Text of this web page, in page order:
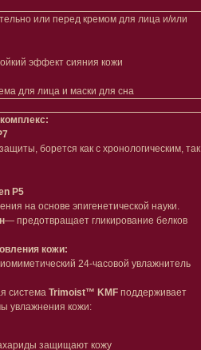
или перед кремом для лица и/или
эффект сияния кожи
для лица и маски для сна
борется как с хронологическим, так
P5
на основе эпигенетической науки.
— предотвращает гликирование белков
кожи:
24-часовой увлажнитель
система Trimoist™ KMF поддерживает
увлажнения кожи:
защищают кожу